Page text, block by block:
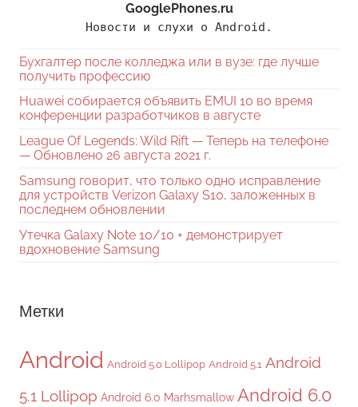
GooglePhones.ru
Новости и слухи о Android.
Бухгалтер после колледжа или в вузе: где лучше
получить профессию
Huawei собирается объявить EMUI 10 во время
конференции разработчиков в августе
League Of Legends: Wild Rift — Теперь на телефоне
— Обновлено 26 августа 2021 г.
Samsung говорит, что только одно исправление
для устройств Verizon Galaxy S10, заложенных в
последнем обновлении
Утечка Galaxy Note 10/10 + демонстрирует
вдохновение Samsung
Метки
Android Android 5.0 Lollipop Android 5.1 Android
5.1 Lollipop Android 6.0 Marhsmallow Android 6.0